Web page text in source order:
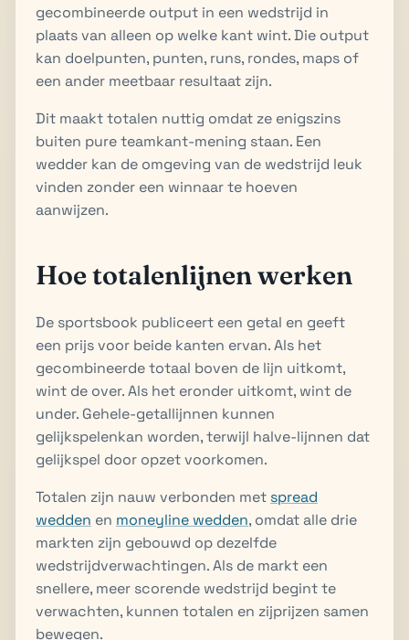
gecombineerde output in een wedstrijd in
plaats van alleen op welke kant wint. Die output
kan doelpunten, punten, runs, rondes, maps of
een ander meetbaar resultaat zijn.
Dit maakt totalen nuttig omdat ze enigszins
buiten pure teamkant-mening staan. Een
wedder kan de omgeving van de wedstrijd leuk
vinden zonder een winnaar te hoeven
aanwijzen.
Hoe totalenlijnen werken
De sportsbook publiceert een getal en geeft
een prijs voor beide kanten ervan. Als het
gecombineerde totaal boven de lijn uitkomt,
wint de over. Als het eronder uitkomt, wint de
under. Gehele-getallijnnen kunnen
gelijkspelenkan worden, terwijl halve-lijnnen dat
gelijkspel door opzet voorkomen.
Totalen zijn nauw verbonden met spread
wedden en moneyline wedden, omdat alle drie
markten zijn gebouwd op dezelfde
wedstrijdverwachtingen. Als de markt een
snellere, meer scorende wedstrijd begint te
verwachten, kunnen totalen en zijprijzen samen
bewegen.